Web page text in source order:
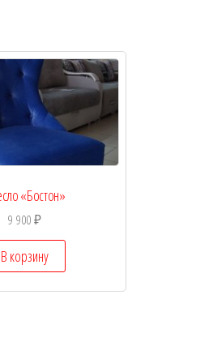
«Бостон»
9 900₽
В корзину